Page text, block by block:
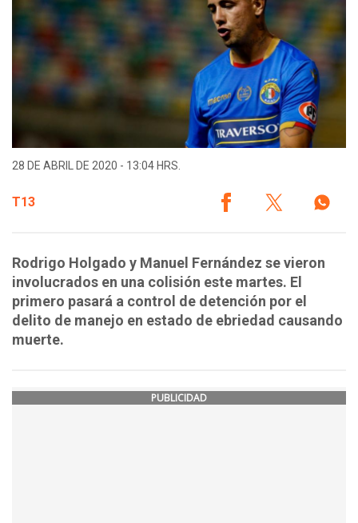
28 DE ABRIL DE 2020 - 13:04 HRS.
T13
Rodrigo Holgado y Manuel Fernández se vieron
involucrados en una colisión este martes. El
primero pasará a control de detención por el
delito de manejo en estado de ebriedad causando
muerte.
PUBLICIDAD